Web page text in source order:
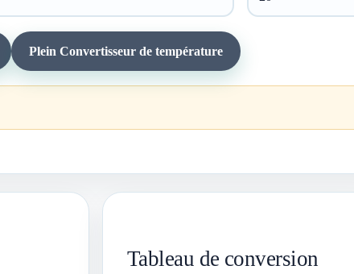
Plein Convertisseur de température
Tableau de conversion